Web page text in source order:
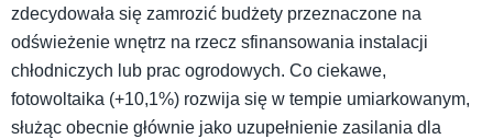
zdecydowała się zamrozić budżety przeznaczone na
odświeżenie wnętrz na rzecz sfinansowania instalacji
chłodniczych lub prac ogrodowych. Co ciekawe,
fotowoltaika (+10,1%) rozwija się w tempie umiarkowanym,
służąc obecnie głównie jako uzupełnienie zasilania dla